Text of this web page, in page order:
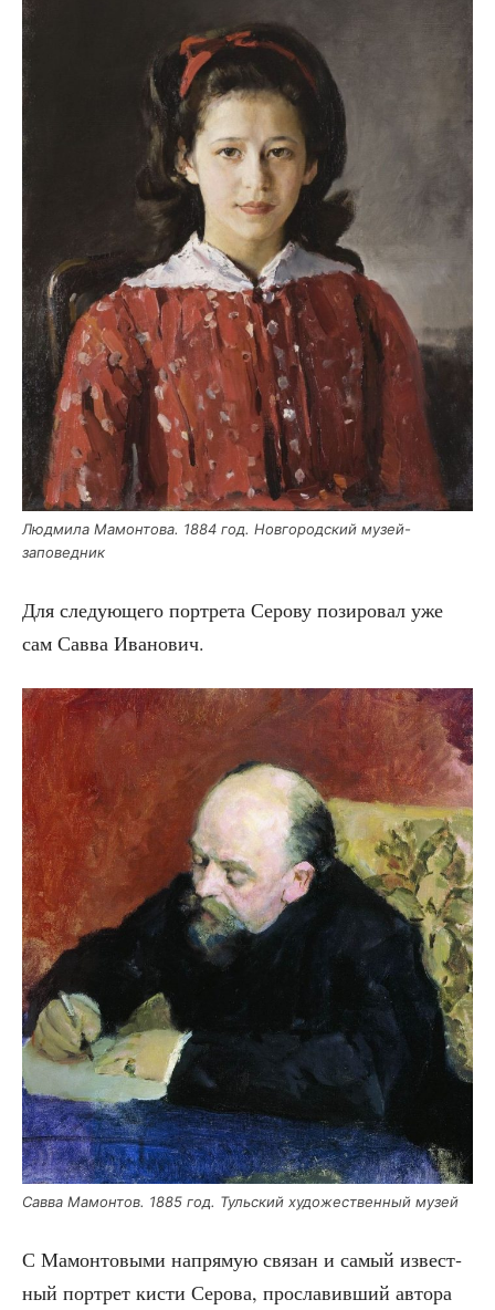
Люд­ми­ла Мамон­то­ва. 1884 год. Нов­го­род­ский музей-
заповедник
Для сле­ду­ю­ще­го порт­ре­та Серо­ву пози­ро­вал уже
сам Сав­ва Иванович.
Сав­ва Мамон­тов. 1885 год. Туль­ский худо­же­ствен­ный музей
С Мамон­то­вы­ми напря­мую свя­зан и самый извест­
ный порт­рет кисти Серо­ва, про­сла­вив­ший авто­ра